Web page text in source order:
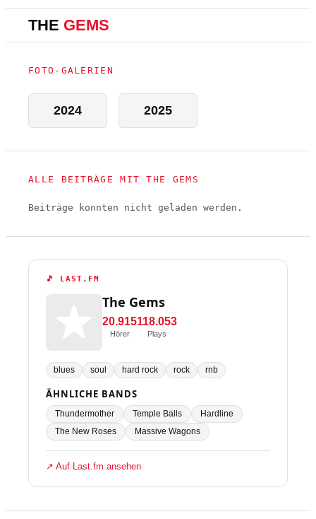
THE GEMS
FOTO-GALERIEN
2024 2025
ALLE BEITRÄGE MIT THE GEMS
Beiträge konnten nicht geladen werden.
🎵 LAST.FM
The Gems
20.915
Hörer
118.053
Plays
blues soul hard rock rock rnb
ÄHNLICHE BANDS
Thundermother Temple Balls
Hardline
The New Roses
Massive Wagons
↗ Auf Last.fm ansehen